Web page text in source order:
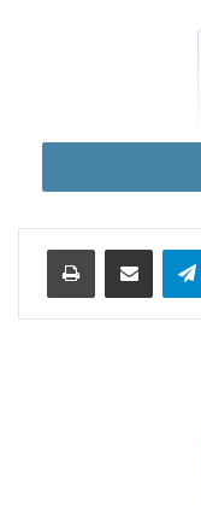
تلگرام اشتراک گذاری از طریق ایمیل چاپ